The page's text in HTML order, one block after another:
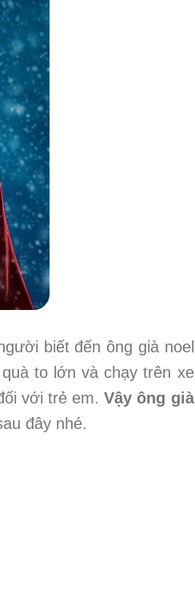
biết đến ông già noel
to lớn và chạy trên xe
với trẻ em.Vậy ông già
đây nhé.